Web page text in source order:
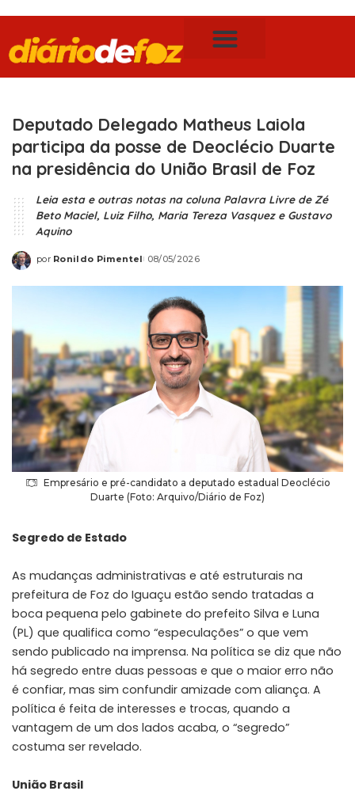
Deputado Delegado Matheus Laiola
participa da posse de Deoclécio Duarte
na presidência do União Brasil de Foz
Leia esta e outras notas na coluna Palavra Livre de Zé
Beto Maciel, Luiz Filho, Maria Tereza Vasquez e Gustavo
Aquino
por Ronildo Pimentel 08/05/2026
Empresário e pré-candidato a deputado estadual Deoclécio
Duarte (Foto: Arquivo/Diário de Foz)
Segredo de Estado
As mudanças administrativas e até estruturais na
prefeitura de Foz do Iguaçu estão sendo tratadas a
boca pequena pelo gabinete do prefeito Silva e Luna
(PL) que qualifica como “especulações” o que vem
sendo publicado na imprensa. Na política se diz que não
há segredo entre duas pessoas e que o maior erro não
é confiar, mas sim confundir amizade com aliança. A
política é feita de interesses e trocas, quando a
vantagem de um dos lados acaba, o “segredo”
costuma ser revelado.
União Brasil